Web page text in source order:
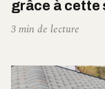
grâce à cette
3 min de lecture